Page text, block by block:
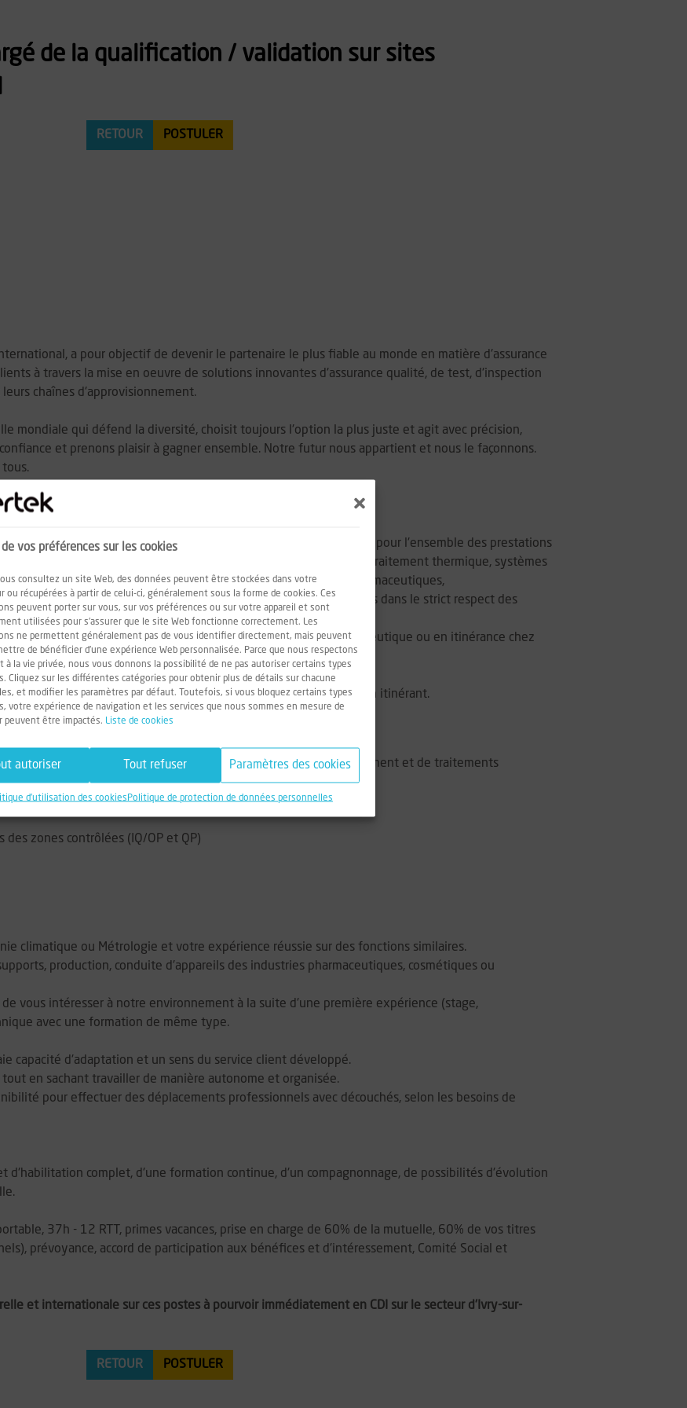
vos préférences sur les cookies
consultez un site Web, des données peuvent être stockées dans votre
ou récupérées à partir de celui-ci, généralement sous la forme de cookies. Ces
peuvent porter sur vous, sur vos préférences ou sur votre appareil et sont
utilisées pour s'assurer que le site Web fonctionne correctement. Les
ne permettent généralement pas de vous identifier directement, mais peuvent
de bénéficier d'une expérience Web personnalisée. Parce que nous respectons
à la vie privée, nous vous donnons la possibilité de ne pas autoriser certains types
Cliquez sur les différentes catégories pour obtenir plus de détails sur chacune
et modifier les paramètres par défaut. Toutefois, si vous bloquez certains types
votre expérience de navigation et les services que nous sommes en mesure de
peuvent être impactés. Liste de cookies
autoriser Tout refuser Paramètres des cookies
d'utilisation des cookies Politique de protection de données personnelles
de la qualification / validation sur sites
RETOUR POSTULER
a pour objectif de devenir le partenaire le plus fiable au monde en matière d'assurance
à travers la mise en oeuvre de solutions innovantes d'assurance qualité, de test, d'inspection
chaînes d'approvisionnement.
mondiale qui défend la diversité, choisit toujours l'option la plus juste et agit avec précision,
et prenons plaisir à gagner ensemble. Notre futur nous appartient et nous le façonnons.
tous.
LineChemicals & Pharmaceuticals
apporte, conseil et expertise, pour l'ensemble des prestations
réseaux de gaz, enceintes climatiques thermostatiques, traitement thermique, systèmes
et confinement. Présents entre autres auprès des industries pharmaceutiques,
nous assurons la réalisation des essais sur les sites de nos clients dans le strict respect des
/ BPF).
vous interviendrez selon les besoins en régie sur un site pharmaceutique ou en itinérance chez
du domaine pharmaceutique.
à la fois l'assistance technique sur site et le métier de technicien itinérant.
et tests : salles blanches (ZAC, HFL), équipements de confinement et de traitements
et climatiques
zones contrôlées (IQ/OP et QP)
climatique ou Métrologie et votre expérience réussie sur des fonctions similaires.
production, conduite d'appareils des industries pharmaceutiques, cosmétiques ou
vous intéresser à notre environnement à la suite d'une première expérience (stage,
avec une formation de même type.
capacité d'adaptation et un sens du service client développé.
en sachant travailler de manière autonome et organisée.
pour effectuer des déplacements professionnels avec découchés, selon les besoins de
d'habilitation complet, d'une formation continue, d'un compagnonnage, de possibilités d'évolution
37h - 12 RTT, primes vacances, prise en charge de 60% de la mutuelle, 60% de vos titres
prévoyance, accord de participation aux bénéfices et d'intéressement, Comité Social et
et internationale sur ces postes à pourvoir immédiatement en CDI sur le secteur d'Ivry-sur-
RETOUR POSTULER